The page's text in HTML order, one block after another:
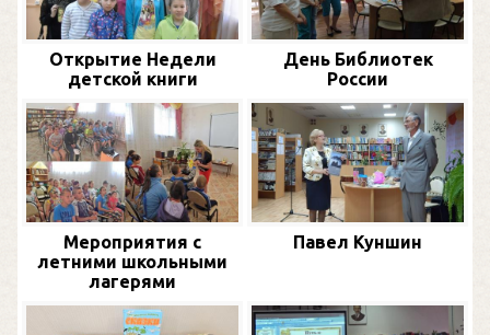
Открытие Недели
детской книги
День Библиотек
России
Мероприятия с
летними школьными
лагерями
Павел Куншин